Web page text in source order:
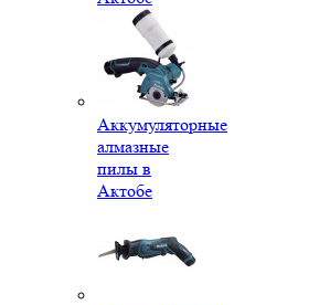
Аккумуляторные
алмазные
пилы в
Актобе